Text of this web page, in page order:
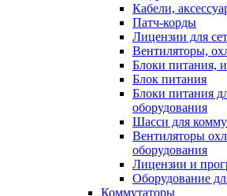
Кабели,
Патч-корды
Лицензии для
Вентиляторы,
Блоки питания,
Блок питания
Блоки питания
оборудования
Шасси для
Вентиляторы
оборудования
Лицензии и
Оборудование
Коммутаторы